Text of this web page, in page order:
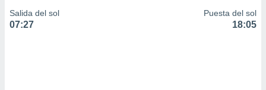
Salida del sol
07:27
Puesta del sol
18:05